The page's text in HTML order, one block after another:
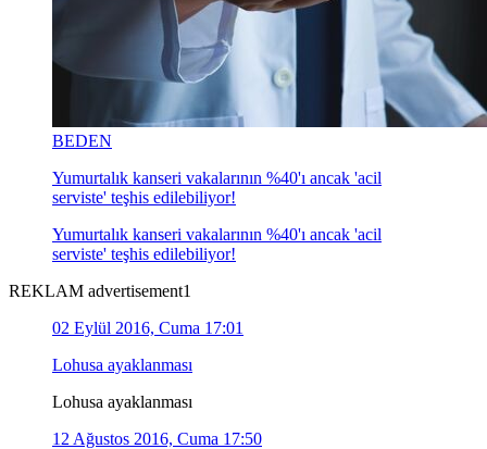
BEDEN
Yumurtalık kanseri vakalarının %40'ı ancak 'acil
serviste' teşhis edilebiliyor!
Yumurtalık kanseri vakalarının %40'ı ancak 'acil
serviste' teşhis edilebiliyor!
REKLAM advertisement1
02 Eylül 2016, Cuma 17:01
Lohusa ayaklanması
Lohusa ayaklanması
12 Ağustos 2016, Cuma 17:50